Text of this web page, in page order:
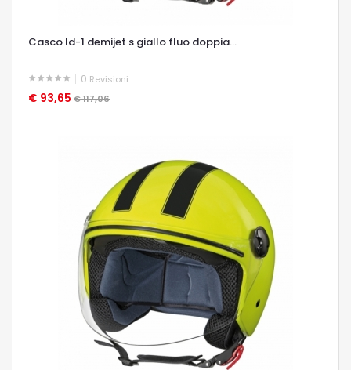
Casco ld-1 demijet s giallo fluo doppia...
0 Revisioni
€ 93,65 € 117,06
OCCHIATA VELOCE